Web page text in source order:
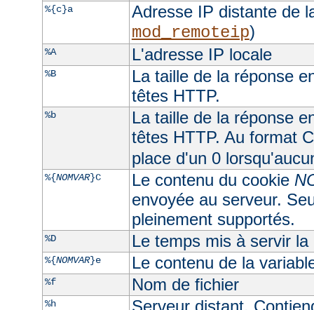
%{c}a
Adresse IP distante de
mod_remoteip)
%A L'adresse IP locale
%B
La taille de la réponse
têtes HTTP.
%b
La taille de la réponse
têtes HTTP. Au format
place d'un 0
%{NOMVAR}C Le contenu du cookie
envoyée au serveur.
pleinement supportés.
%D Le temps mis à servir
%{NOMVAR}e Le contenu de la
%f Nom de fichier
%h
Serveur distant.